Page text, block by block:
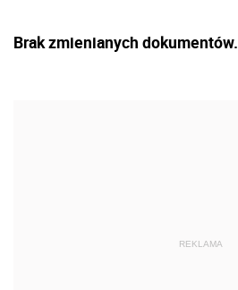
Brak zmienianych dokumentów.